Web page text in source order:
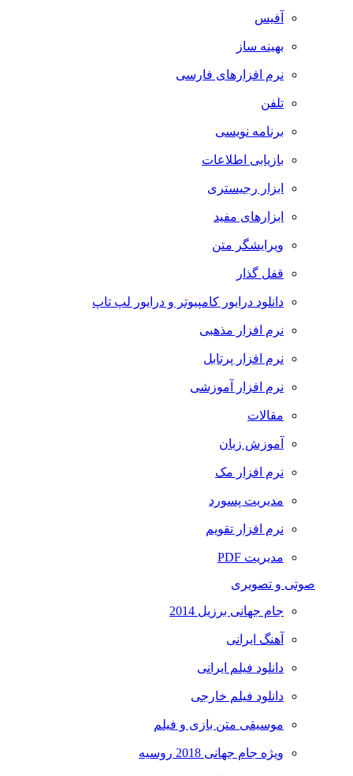
آفیس
بهینه ساز
نرم افزارهای فارسی
تلفن
برنامه نویسی
بازیابی اطلاعات
ابزار رجیستری
ابزارهای مفید
ویرایشگر متن
قفل گذار
دانلود درایور کامپیوتر و درایور لپ تاپ
نرم افزار مذهبی
نرم افزار پرتابل
نرم افزار آموزشی
مقالات
آموزش زبان
نرم افزار مک
مدیریت پسورد
نرم افزار تقویم
مدیریت PDF
صوتی و تصویری
جام جهانی برزیل 2014
آهنگ ایرانی
دانلود فیلم ایرانی
دانلود فیلم خارجی
موسیقی متن بازی و فیلم
ویژه جام جهانی 2018 روسیه